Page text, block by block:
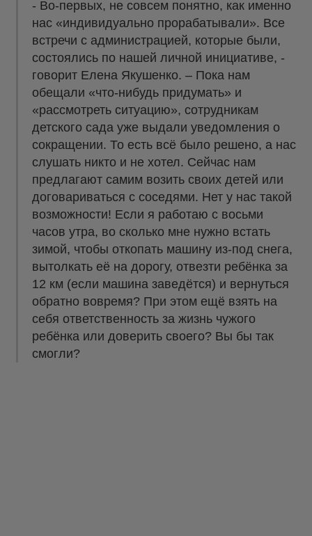
- Во-первых, не совсем понятно, как именно
нас «индивидуально прорабатывали». Все
встречи с администрацией, которые были,
состоялись по нашей личной инициативе, -
говорит Елена Якушенко. – Пока нам
обещали «что-нибудь придумать» и
«рассмотреть ситуацию», сотрудникам
детского сада уже выдали уведомления о
сокращении. То есть всё было решено, а нас
слушать никто и не хотел. Сейчас нам
предлагают самим возить своих детей или
договариваться с соседями. Нет у нас такой
возможности! Если я работаю с восьми
часов утра, во сколько мне нужно встать
зимой, чтобы откопать машину из-под снега,
вытолкать её на дорогу, отвезти ребёнка за
12 км (если машина заведётся) и вернуться
обратно вовремя? При этом ещё взять на
себя ответственность за жизнь чужого
ребёнка или доверить своего? Вы бы так
смогли?